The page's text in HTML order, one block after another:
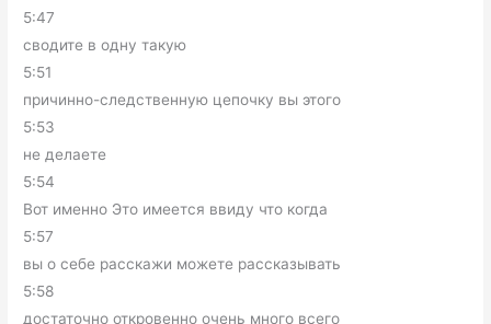
5:47
сводите в одну такую
5:51
причинно-следственную цепочку вы этого
5:53
не делаете
5:54
Вот именно Это имеется ввиду что когда
5:57
вы о себе расскажи можете рассказывать
5:58
достаточно откровенно очень много всего